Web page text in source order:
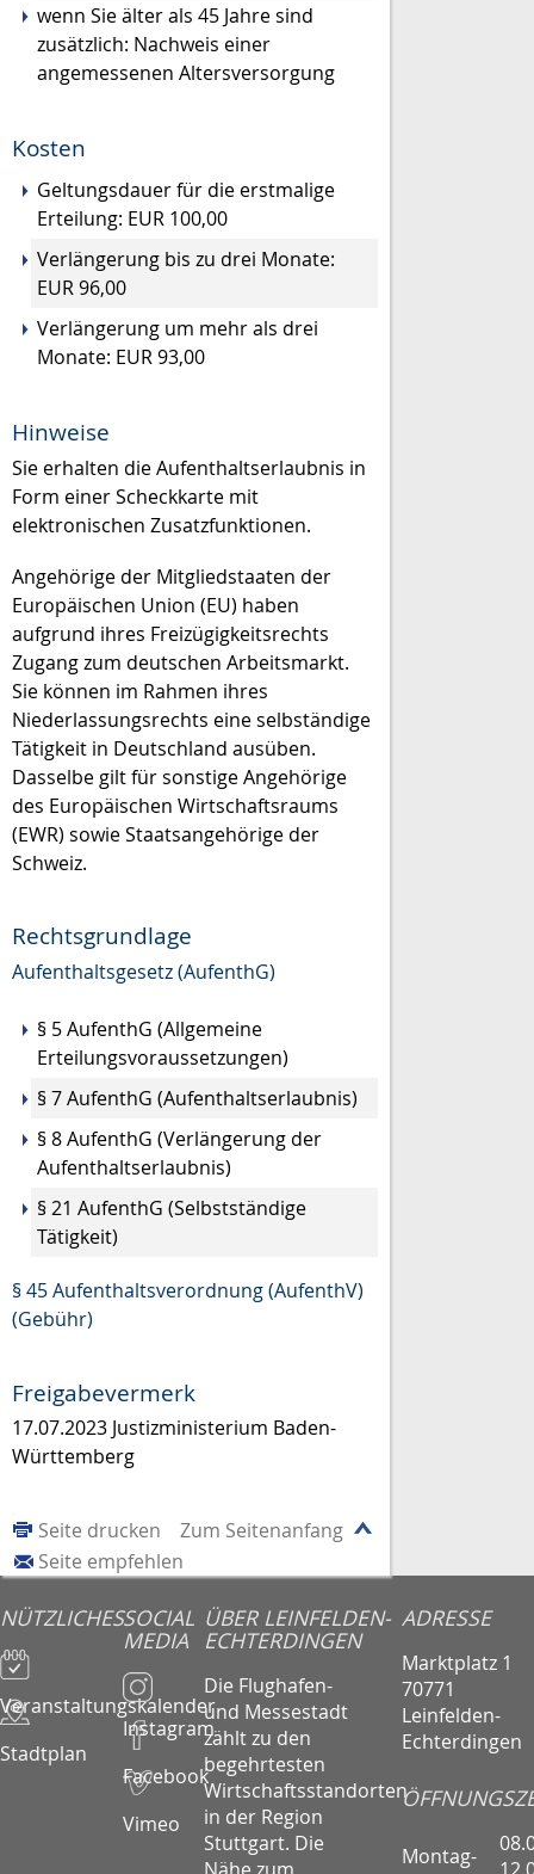
wenn Sie älter als 45 Jahre sind
zusätzlich: Nachweis einer
angemessenen Altersversorgung
Kosten
Geltungsdauer für die erstmalige
Erteilung: EUR 100,00
Verlängerung bis zu drei Monate:
EUR 96,00
Verlängerung um mehr als drei
Monate: EUR 93,00
Hinweise
Sie erhalten die Aufenthaltserlaubnis in
Form einer Scheckkarte mit
elektronischen Zusatzfunktionen.
Angehörige der Mitgliedstaaten der
Europäischen Union (EU) haben
aufgrund ihres Freizügigkeitsrechts
Zugang zum deutschen Arbeitsmarkt.
Sie können im Rahmen ihres
Niederlassungsrechts eine selbständige
Tätigkeit in Deutschland ausüben.
Dasselbe gilt für sonstige Angehörige
des Europäischen Wirtschaftsraums
(EWR) sowie Staatsangehörige der
Schweiz.
Rechtsgrundlage
Aufenthaltsgesetz (AufenthG)
§ 5 AufenthG (Allgemeine
Erteilungsvoraussetzungen)
§ 7 AufenthG (Aufenthaltserlaubnis)
§ 8 AufenthG (Verlängerung der
Aufenthaltserlaubnis)
§ 21 AufenthG (Selbstständige
Tätigkeit)
§ 45 Aufenthaltsverordnung (AufenthV)
(Gebühr)
Freigabevermerk
17.07.2023 Justizministerium Baden-
Württemberg
Zum Seitenanfang
Seite drucken
Seite empfehlen
NÜTZLICHES
Veranstaltungskalender
Stadtplan
SOCIAL
MEDIA
Instagram
Facebook
Vimeo
ÜBER LEINFELDEN-
ECHTERDINGEN
Die Flughafen-
und Messestadt
zählt zu den
begehrtesten
Wirtschaftsstandorten
in der Region
Stuttgart. Die
ADRESSE
Marktplatz 1
70771
Leinfelden-
Echterdingen
Montag-